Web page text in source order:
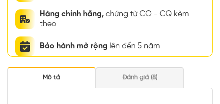
Hàng chính hãng, chứng từ CO - CQ kèm
theo
Bảo hành mở rộng lên đến 5 năm
Mô tả Đánh giá (8)